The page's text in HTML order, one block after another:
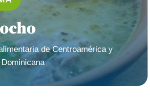
de Centroamérica y